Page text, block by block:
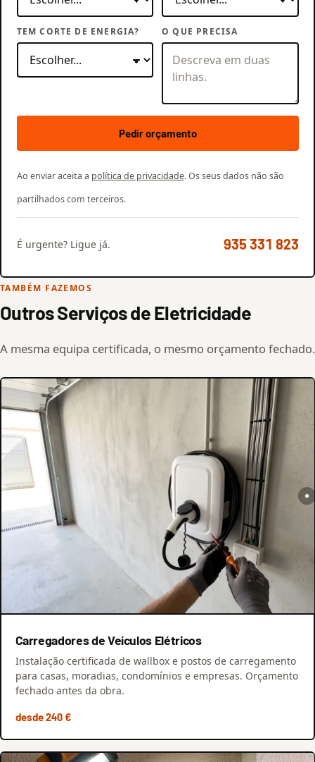
TEM CORTE DE ENERGIA? O QUE PRECISA
Pedir orçamento
Ao enviar aceita a política de privacidade. Os seus dados não são
partilhados com terceiros.
É urgente? Ligue já. 935 331 823
TAMBÉM FAZEMOS
Outros Serviços de Eletricidade
A mesma equipa certificada, o mesmo orçamento fechado.
Carregadores de Veículos Elétricos
Instalação certificada de wallbox e postos de carregamento
para casas, moradias, condomínios e empresas. Orçamento
fechado antes da obra.
desde 240 €